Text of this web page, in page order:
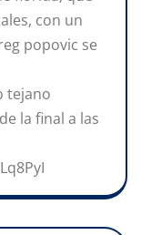
con un
popovic se
tejano
la final a las